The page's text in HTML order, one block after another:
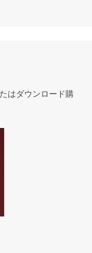
はダウンロード購